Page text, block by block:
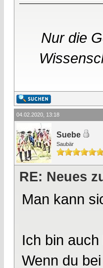
Nur die
04.02.2020, 13:18
Suebe
Saubär
RE: Neues
Man kann
Ich bin
Wenn du